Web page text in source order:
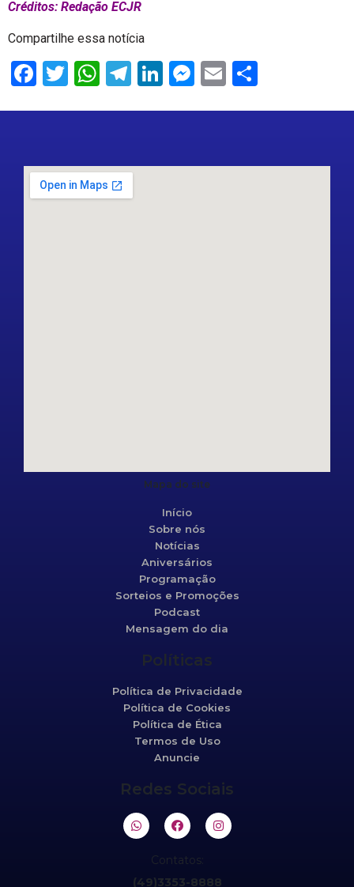
Créditos: Redação ECJR
Compartilhe essa notícia
Facebook
Twitter
WhatsApp
Telegram
LinkedIn
Messenger
Email
Mapa do site
Início
Sobre nós
Notícias
Aniversários
Programação
Sorteios e Promoções
Podcast
Mensagem do dia
Políticas
Política de Privacidade
Política de Cookies
Política de Ética
Termos de Uso
Anuncie
Redes Sociais
Contatos:
(49)3353-8888